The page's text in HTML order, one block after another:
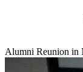
Alumni Reunion in